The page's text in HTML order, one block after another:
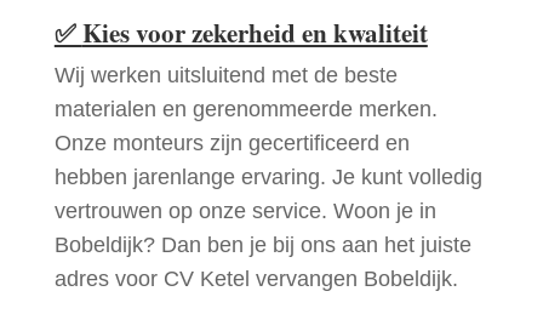
✅Kies voor zekerheid en kwaliteit
Wij werken uitsluitend met de beste
materialen en gerenommeerde merken.
Onze monteurs zijn gecertificeerd en
hebben jarenlange ervaring. Je kunt volledig
vertrouwen op onze service. Woon je in
Bobeldijk? Dan ben je bij ons aan het juiste
adres voor CV Ketel vervangen Bobeldijk.